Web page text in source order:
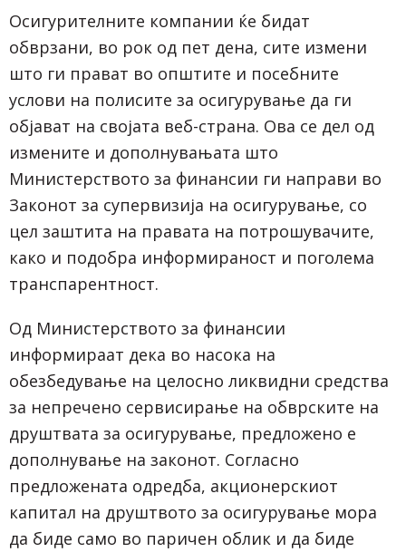
Oсигурителните компании ќе бидат
обврзани, во рок од пет дена, сите измени
што ги прават во општите и посебните
услови на полисите за осигурување да ги
објават на својата веб-страна. Ова се дел од
измените и дополнувањата што
Министерството за финансии ги направи во
Законот за супервизија на осигурување, со
цел заштита на правата на потрошувачите,
како и подобра информираност и поголема
транспарентност.
Од Министерството за финансии
информираат дека во насока на
обезбедување на целосно ликвидни средства
за непречено сервисирање на обврските на
друштвата за осигурување, предложено е
дополнување на законот. Согласно
предложената одредба, акционерскиот
капитал на друштвото за осигурување мора
да биде само во паричен облик и да биде